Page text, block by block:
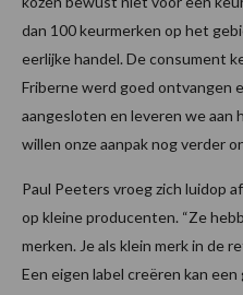
dan 100 keurmerken op het
eerlijke handel. De consument
Friberne werd goed ontvangen
aangesloten en leveren we aan
willen onze aanpak nog verder
Paul Peeters vroeg zich luidop
op kleine producenten. “Ze
merken. Je als klein merk in de
Een eigen label creëren kan